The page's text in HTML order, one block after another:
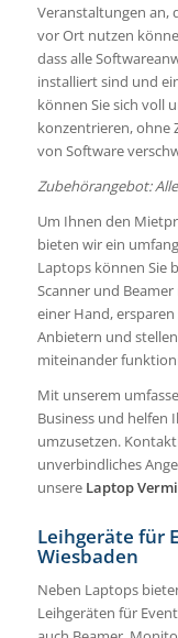
Veranstaltungen an,
vor Ort nutzen
dass alle
installiert sind und
können Sie sich voll
konzentrieren, ohne
von Software
Zubehörangebot:
Um Ihnen den
bieten wir ein
Laptops können Sie
Scanner und
einer Hand,
Anbietern und
miteinander
Mit unserem
Business und helfen
umzusetzen.
unverbindliches
unsere Laptop
Leihgeräte für
Wiesbaden
Neben Laptops
Leihgeräten für